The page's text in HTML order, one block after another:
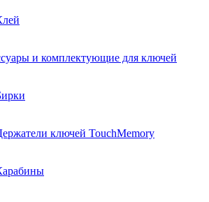
и комплектующие для ключей
ключей TouchMemory